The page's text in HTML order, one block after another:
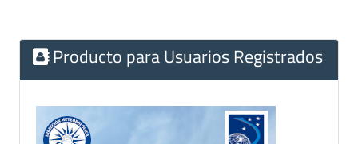
Producto para Usuarios Registrados